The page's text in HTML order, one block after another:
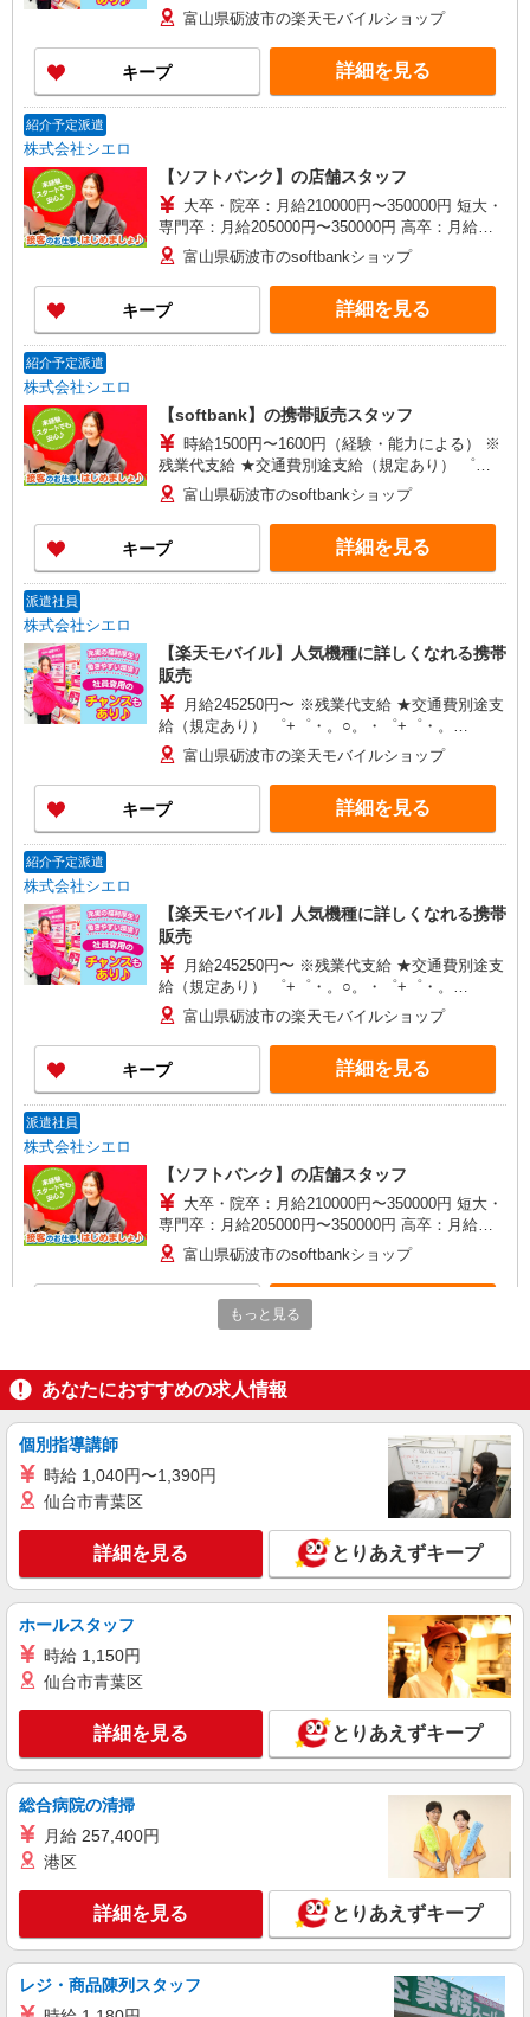
+゜・。○。・゜+゜・。○。・゜+゜ 入社祝い金10
万円支給(規定有) お友達を紹介頂くと, インセンテ
ィブ支給(規定有) ★月2回払い・週払い可能（規程
有）★ ゜・。○。・゜+゜・。○。・゜+゜
富山県砺波市の楽天モバイルショップ
キープ 詳細を見る
紹介予定派遣
株式会社シエロ
【ソフトバンク】の店舗スタッフ
大卒・院卒：月給210000円〜350000円 短大・
専門卒：月給205000円〜350000円 高卒：月給
200000円〜350000円 ※別途支給（時間外手当、
地域手当、役割手当、資格手当） ※個人実績に応
じて報奨金・インセンティブあり ※経験・能力・
年齢を考慮して金額を決定致します。 ゜+゜・。
○。・゜+゜・。○。・゜+゜ 入社祝い金10万円支
富山県砺波市のsoftbankショップ
キープ 詳細を見る
紹介予定派遣
株式会社シエロ
【softbank】の携帯販売スタッフ
時給1500円〜1600円（経験・能力による） ※
残業代支給 ★交通費別途支給（規定あり） ゜
+゜・。○。・゜+゜・。○。・゜+゜ 入社祝い金10
万円支給(規定有) お友達を紹介頂くと, インセンテ
ィブ支給(規定有) ★月2回払い・週払い可能（規程
有）★ ゜・。○。・゜+゜・。○。・゜+゜
富山県砺波市のsoftbankショップ
キープ 詳細を見る
派遣社員
株式会社シエロ
【楽天モバイル】人気機種に詳しくなれる携帯
販売
月給245250円〜 ※残業代支給 ★交通費別途支
給（規定あり） ゜+゜・。○。・゜+゜・。
○。・゜+゜ 入社祝い金10万円支給(規定有) お友達
を紹介頂くと, インセンティブ支給(規定有) ゜・。
○。・゜+゜・。○。・゜+゜
富山県砺波市の楽天モバイルショップ
キープ 詳細を見る
紹介予定派遣
株式会社シエロ
【楽天モバイル】人気機種に詳しくなれる携帯
販売
月給245250円〜 ※残業代支給 ★交通費別途支
給（規定あり） ゜+゜・。○。・゜+゜・。
○。・゜+゜ 入社祝い金10万円支給(規定有) お友達
を紹介頂くと, インセンティブ支給(規定有) ゜・。
○。・゜+゜・。○。・゜+゜
富山県砺波市の楽天モバイルショップ
キープ 詳細を見る
派遣社員
株式会社シエロ
【ソフトバンク】の店舗スタッフ
大卒・院卒：月給210000円〜350000円 短大・
専門卒：月給205000円〜350000円 高卒：月給
200000円〜350000円 ※別途支給（時間外手当、
地域手当、役割手当、資格手当） ※個人実績に応
じて報奨金・インセンティブあり ※経験・能力・
年齢を考慮して金額を決定致します。 ゜+゜・。
○。・゜+゜・。○。・゜+゜ 入社祝い金10万円支
給(規定有) ゜・。○。・゜+゜・。○。・゜+゜
富山県砺波市のsoftbankショップ
ワイモバイルイオンモールとなみ店
【店長職】ワイモバイルショップの携帯販売ス
月給 240,000円 〜 350,000円 試用期間あり 3
ヶ月 月給25万円以上 ※経験・能力による 【試用
期間】月給 240000 円 〜 350000 円
■ワイモバイルイオンモールとなみ店 富山県砺
波市中神1丁目174
キープ 詳細を見る
正社員
ソフトバンクイオンモールとなみ店
ソフトバンクショップの携帯販売スタッフ
月給 207,000円 〜 302,000円 試用期間あり 3
ヶ月 ※経験・能力による 【試用期間】月給
207000 円 〜 302000 円
■ソフトバンクイオンモールとなみ店 富山県
砺波市 中神1丁目 174 イオンモールとなみ内2F
キープ 詳細を見る
ワイモバイルイオンモールとなみ店
ワイモバイルショップの携帯販売スタッフ
月給 207,000円 〜 302,000円 試用期間あり 3
もっと見る
あなたにおすすめの求人情報
個別指導講師
時給 1,040円〜1,390円
仙台市青葉区
詳細を見る とりあえずキープ
ホールスタッフ
時給 1,150円
仙台市青葉区
詳細を見る とりあえずキープ
総合病院の清掃
月給 257,400円
港区
詳細を見る とりあえずキープ
レジ・商品陳列スタッフ